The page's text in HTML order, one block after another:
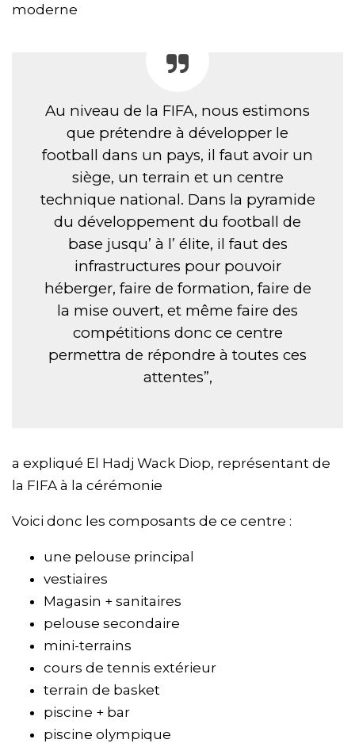
moderne
Au niveau de la FIFA, nous estimons
que prétendre à développer le
football dans un pays, il faut avoir un
siège, un terrain et un centre
technique national. Dans la pyramide
du développement du football de
base jusqu’ à l’ élite, il faut des
infrastructures pour pouvoir
héberger, faire de formation, faire de
la mise ouvert, et même faire des
compétitions donc ce centre
permettra de répondre à toutes ces
attentes”,
a expliqué El Hadj Wack Diop, représentant de
la FIFA à la cérémonie
Voici donc les composants de ce centre :
une pelouse principal
vestiaires
Magasin + sanitaires
pelouse secondaire
mini-terrains
cours de tennis extérieur
terrain de basket
piscine + bar
piscine olympique